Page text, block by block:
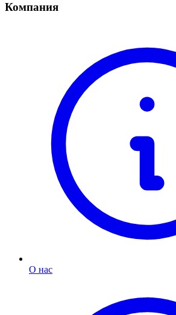
Компания
О нас